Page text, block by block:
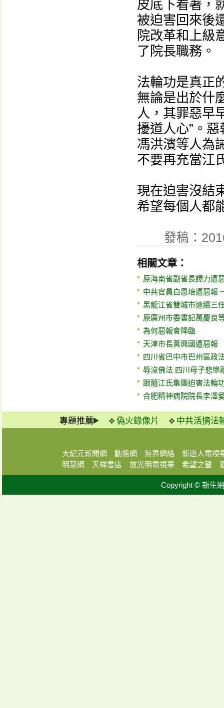
皮底下看著，
被迫害回來後
院改革和上級
了院長職務。
法輪功是真正
無論是出於什
人，其罪惡早
擾道人心”。
馮洪濱等人為
不要再充當江
現在迫害沒結
希望每個人都
發稿：
相關文章：
原海南省副省長譚力遭
中共官員白恩培遭惡報
黑龍江省雙城市連續三
原廣州市委書記萬慶良
為何惡報會降臨
天津市長黃興國遭惡報
四川省巴中市巴州區政
辱沒佛法 四川母子悲慘
跟隨江氏集團迫害法輪
合肥精神病院院長李澤
專題推薦 偽火錄像片 中共活摘法
大紀元新聞網 動態網 無界網絡
新唐人電視
明慧網
天梯書店 放光明電視臺 希望之聲
Copyright © 新生